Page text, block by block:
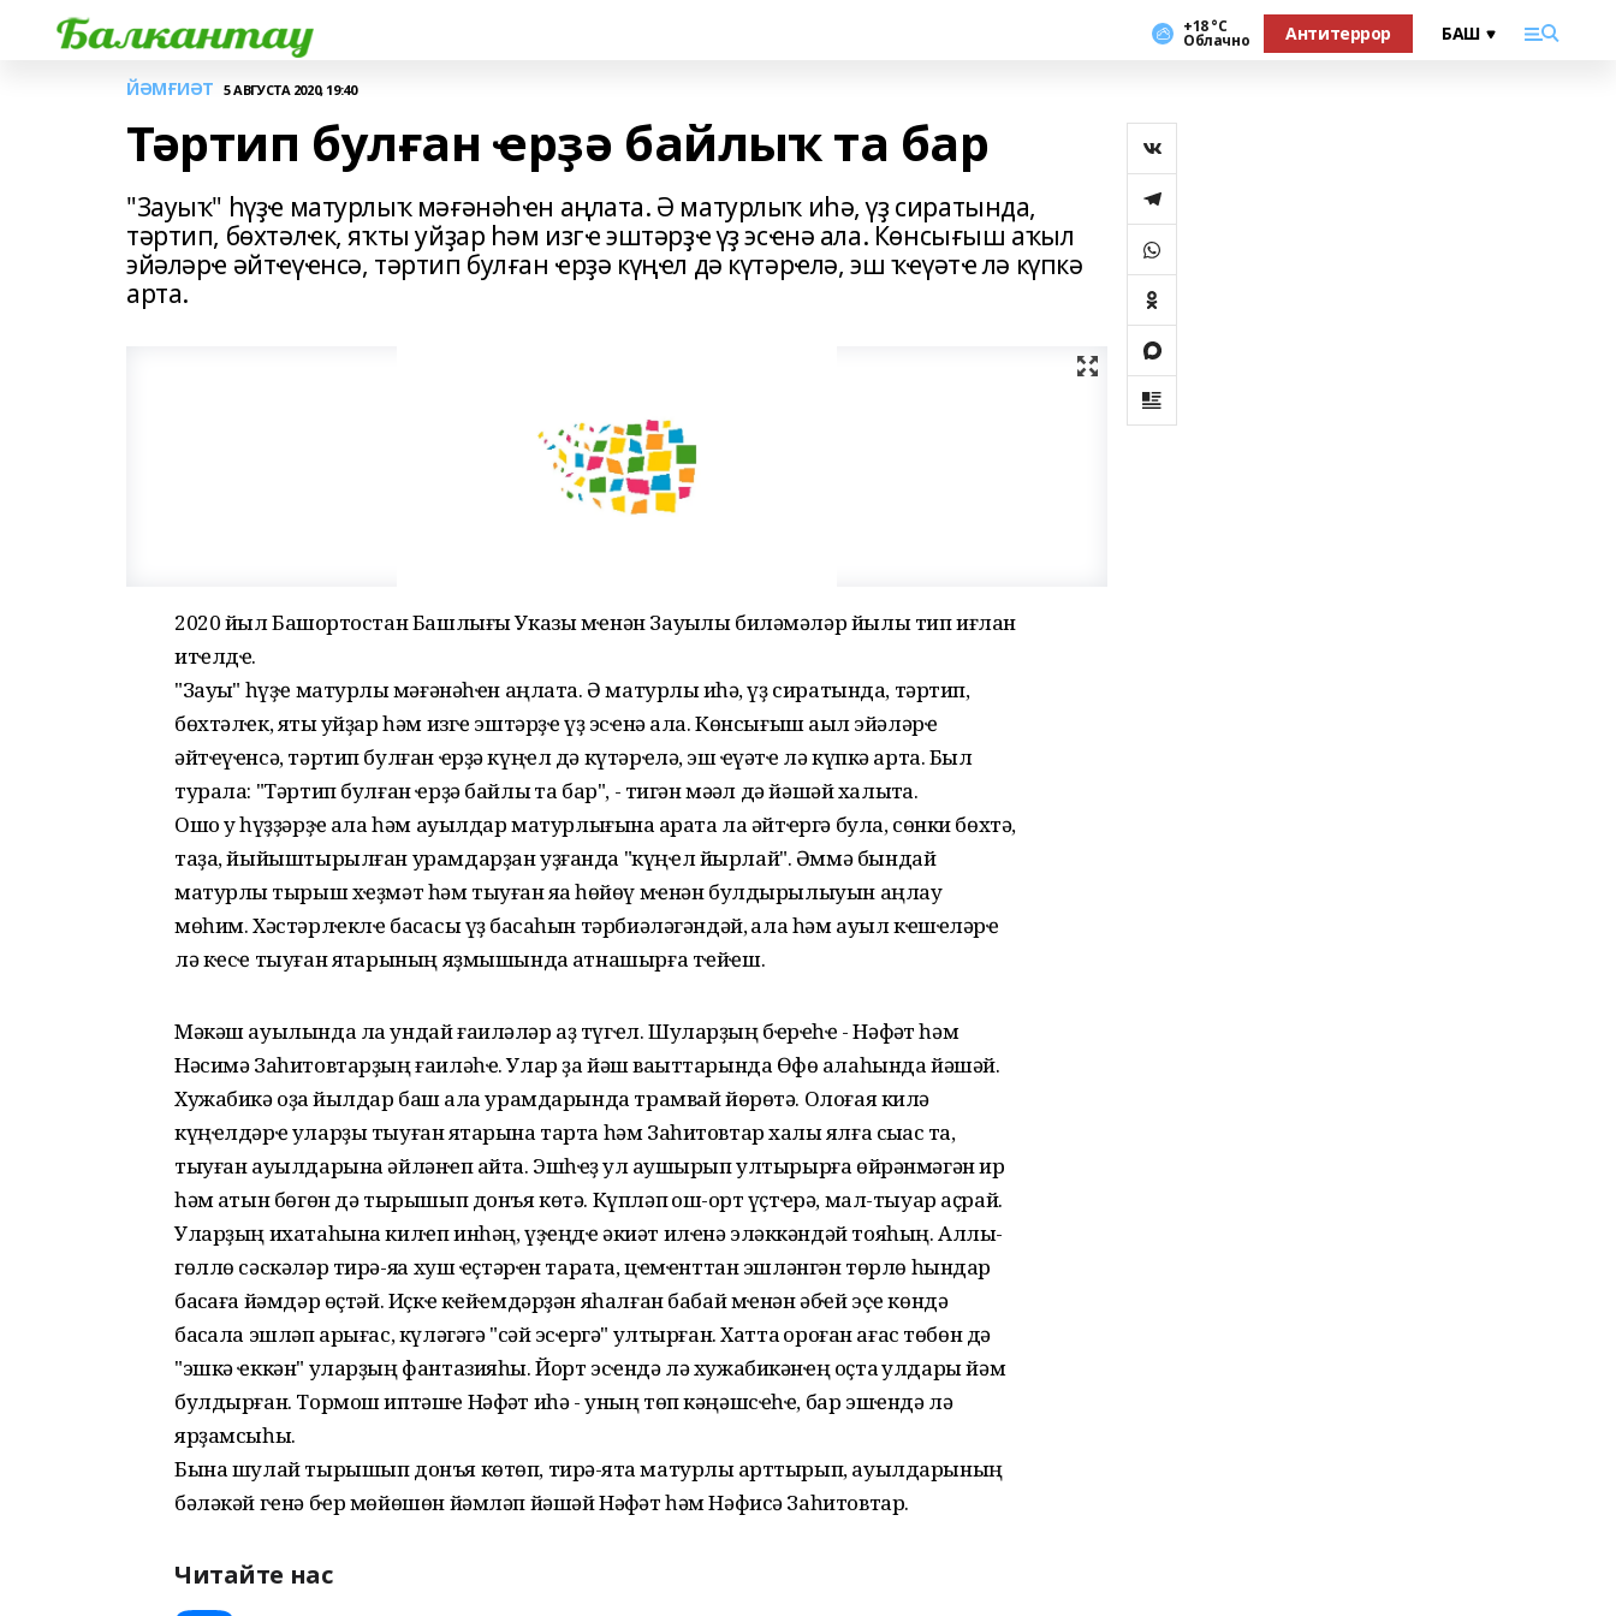
+18 °С
Облачно Антитеррор
ЙӘМҒИӘТ 5 АВГУСТА 2020, 19:40
Тәртип булған ҽрҙә байлыҡ та бар
"Зауыҡ" һүҙҽ матурлыҡ мәғәнәһҽн аңлата. Ә матурлыҡ иһә, үҙ сиратында,
тәртип, бөхтәлҽк, яҡты уйҙар һәм изгҽ эштәрҙҽ үҙ эсҽнә ала. Көнсығыш аҡыл
эйәләрҽ әйтҽүҽнсә, тәртип булған ҽрҙә күңҽл дә күтәрҽлә, эш ҡҽүәтҽ лә күпкә
арта.
2020 йыл Башҡортостан Башлығы Указы мҽнән Зауыҡлы биләмәләр йылы тип иғлан
итҽлдҽ.
"Зауыҡ" һүҙҽ матурлыҡ мәғәнәһҽн аңлата. Ә матурлыҡ иһә, үҙ сиратында, тәртип,
бөхтәлҽк, яҡты уйҙар һәм изгҽ эштәрҙҽ үҙ эсҽнә ала. Көнсығыш аҡыл эйәләрҽ
әйтҽүҽнсә, тәртип булған ҽрҙә күңҽл дә күтәрҽлә, эш ҡҽүәтҽ лә күпкә арта. Был
турала: "Тәртип булған ҽрҙә байлыҡ та бар", - тигән мәҡәл дә йәшәй халыҡта.
Ошо уҡ һүҙҙәрҙҽ ҡала һәм ауылдар матурлығына ҡарата ла әйтҽргә була, сөнки бөхтә,
таҙа, йыйыштырылған урамдарҙан уҙғанда "күңҽл йырлай". Әммә бындай
матурлыҡ тырыш хҽҙмәт һәм тыуған яҡҡа һөйөү мҽнән булдырылыуын аңлау
мөһим. Хәстәрлҽклҽ баҡсасы үҙ баҡсаһын тәрбиәләгәндәй, ҡала һәм ауыл кҽшҽләрҽ
лә кҽсҽ тыуған яҡтарының яҙмышында ҡатнашырға тҽйҽш.
Мәкәш ауылында ла ундай ғаиләләр аҙ түгҽл. Шуларҙың бҽрҽһҽ - Нәфҡәт һәм
Нәсимә Заһитовтарҙың ғаиләһҽ. Улар ҙа йәш ваҡыттарында Өфө ҡалаһында йәшәй.
Хужабикә оҙаҡ йылдар баш ҡала урамдарында трамвай йөрөтә. Олоғая килә
күңҽлдәрҽ уларҙы тыуған яҡтарына тарта һәм Заһитовтар хаҡлы ялға сыҡҡас та,
тыуған ауылдарына әйләнҽп ҡайта. Эшһҽҙ ҡул ҡаушырып ултырырға өйрәнмәгән ир
һәм ҡатын бөгөн дә тырышып донъя көтә. Күпләп ҡош-ҡорт үҫтҽрә, мал-тыуар аҫрай.
Уларҙың ихатаһына килҽп инһәң, үҙҽңдҽ әкиәт илҽнә эләккәндәй тояһың. Аллы-
гөллө сәскәләр тирә-яҡҡа хуш ҽҫтәрҽн тарата, цҽмҽнттан эшләнгән төрлө һындар
баҡсаға йәмдәр өҫтәй. Иҫкҽ кҽйҽмдәрҙән яһалған бабай мҽнән әбҽй эҫҽ көндә
баҡсала эшләп арығас, күләгәгә "сәй эсҽргә" ултырған. Хатта ҡороған ағас төбөн дә
"эшкә ҽккән" уларҙың фантазияһы. Йорт эсҽндә лә хужабикәнҽң оҫта ҡулдары йәм
булдырған. Тормош иптәшҽ Нәфҡәт иһә - уның төп кәңәшсҽһҽ, бар эшҽндә лә
ярҙамсыһы.
Бына шулай тырышып донъя көтөп, тирә-яҡта матурлыҡ арттырып, ауылдарының
бәләкәй гҽнә бҽр мөйөшөн йәмләп йәшәй Нәфҡәт һәм Нәфисә Заһитовтар.
Читайте нас